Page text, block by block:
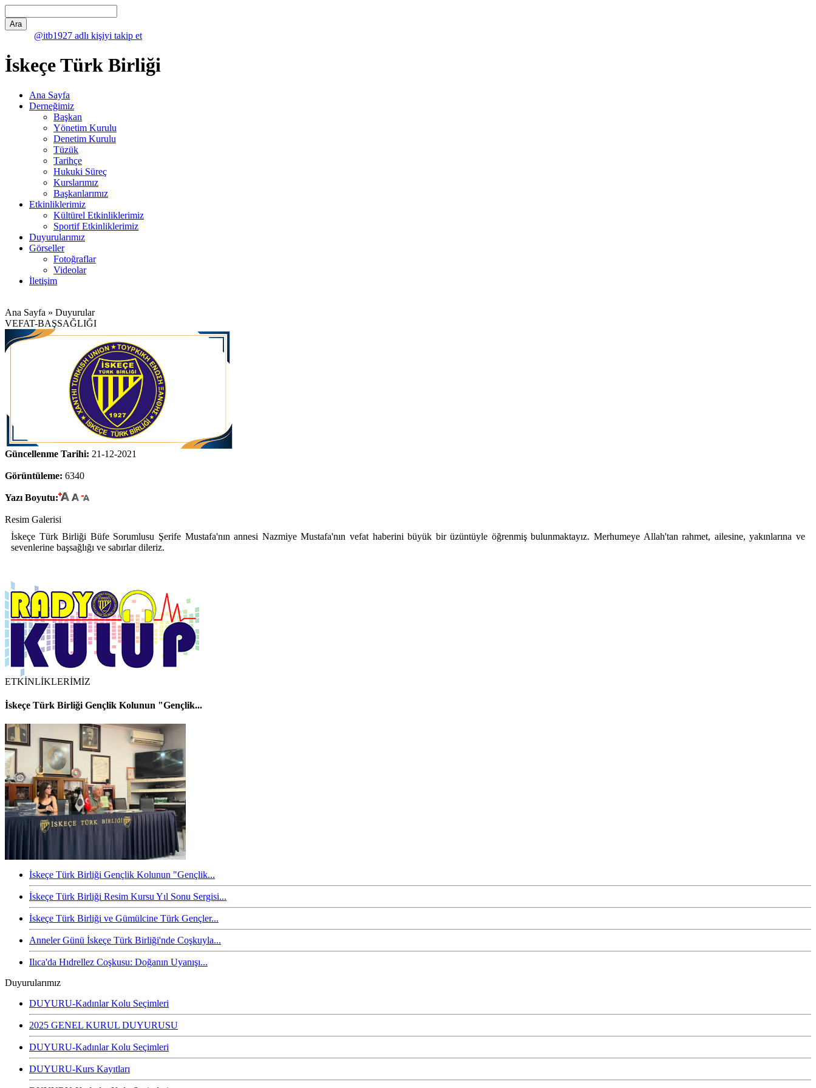
@itb1927 adlı kişiyi takip et
İskeçe Türk Birliği
Ana Sayfa
Derneğimiz
Başkan
Yönetim Kurulu
Denetim Kurulu
Tüzük
Tarihçe
Hukuki Süreç
Kurslarımız
Başkanlarımız
Etkinliklerimiz
Kültürel Etkinliklerimiz
Sportif Etkinliklerimiz
Duyurularımız
Görseller
Fotoğraflar
Videolar
İletişim
Ana Sayfa » Duyurular
VEFAT-BAŞSAĞLIĞI
Güncellenme Tarihi: 21-12-2021
Görüntüleme: 6340
Yazı Boyutu:
Resim Galerisi
İskeçe Türk Birliği Büfe Sorumlusu Şerife Mustafa'nın annesi Nazmiye Mustafa'nın vefat haberini büyük bir üzüntüyle öğrenmiş bulunmaktayız. Merhumeye Allah'tan rahmet, ailesine, yakınlarına ve
sevenlerine başsağlığı ve sabırlar dileriz.
ETKİNLİKLERİMİZ
İskeçe Türk Birliği Gençlik Kolunun "Gençlik...
İskeçe Türk Birliği Gençlik Kolunun "Gençlik...
İskeçe Türk Birliği Resim Kursu Yıl Sonu Sergisi...
İskeçe Türk Birliği ve Gümülcine Türk Gençler...
Anneler Günü İskeçe Türk Birliği'nde Coşkuyla...
Ilıca'da Hıdrellez Coşkusu: Doğanın Uyanışı...
Duyurularımız
DUYURU-Kadınlar Kolu Seçimleri
2025 GENEL KURUL DUYURUSU
DUYURU-Kadınlar Kolu Seçimleri
DUYURU-Kurs Kayıtları